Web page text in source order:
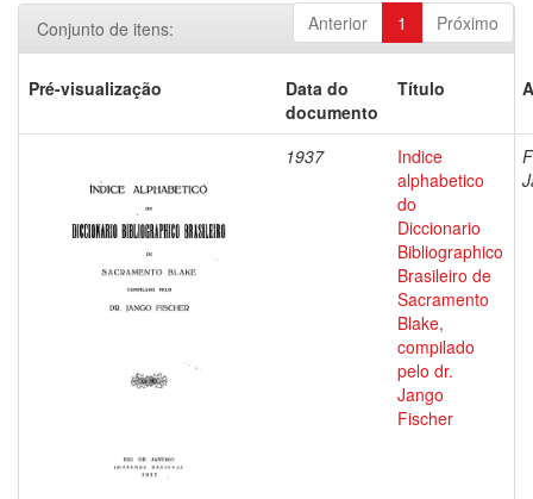
Anterior 1 Próximo
Conjunto de itens:
Pré-visualização
Data do
documento
Título
1937
Indice
alphabetico
do
Diccionario
Bibliographico
Brasileiro de
Sacramento
Blake,
compilado
pelo dr.
Jango
Fischer